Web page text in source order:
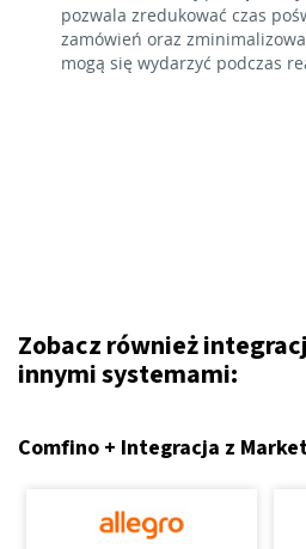
pozwala zredukować czas
zamówień oraz
mogą się wydarzyć podczas
Zobacz również
innymi systemami:
Comfino + Integracja z